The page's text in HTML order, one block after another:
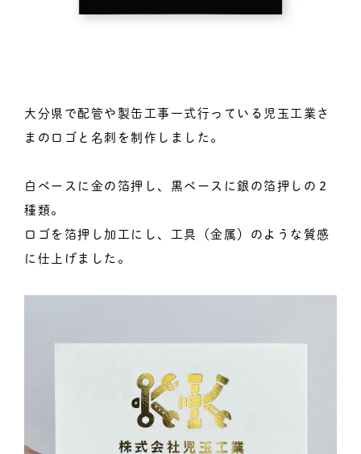
大分県で配管や製缶工事一式行っている児玉工業さ
まのロゴと名刺を制作しました。
白ベースに金の箔押し、黒ベースに銀の箔押しの２
種類。
ロゴを箔押し加工にし、工具（金属）のような質感
に仕上げました。